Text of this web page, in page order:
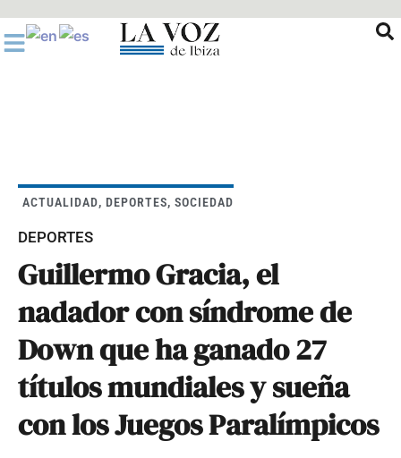
al
contenido
ACTUALIDAD, DEPORTES, SOCIEDAD
DEPORTES
Guillermo Gracia, el
nadador con síndrome de
Down que ha ganado 27
títulos mundiales y sueña
con los Juegos Paralímpicos